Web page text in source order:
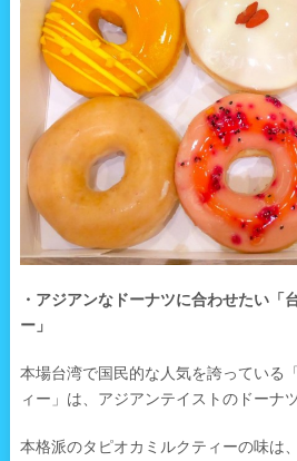
・アジアンなドーナツに合わせたい「
ー」
本場台湾で国民的な人気を誇っている
ィー」は、アジアンテイストのドーナ
本格派のタピオカミルクティーの味は